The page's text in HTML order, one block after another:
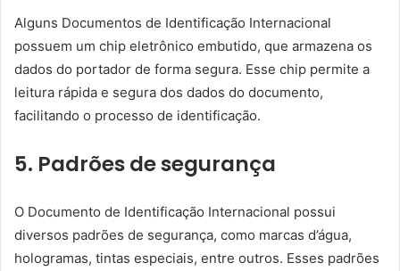
Alguns Documentos de Identificação Internacional
possuem um chip eletrônico embutido, que armazena os
dados do portador de forma segura. Esse chip permite a
leitura rápida e segura dos dados do documento,
facilitando o processo de identificação.
5. Padrões de segurança
O Documento de Identificação Internacional possui
diversos padrões de segurança, como marcas d’água,
hologramas, tintas especiais, entre outros. Esses padrões